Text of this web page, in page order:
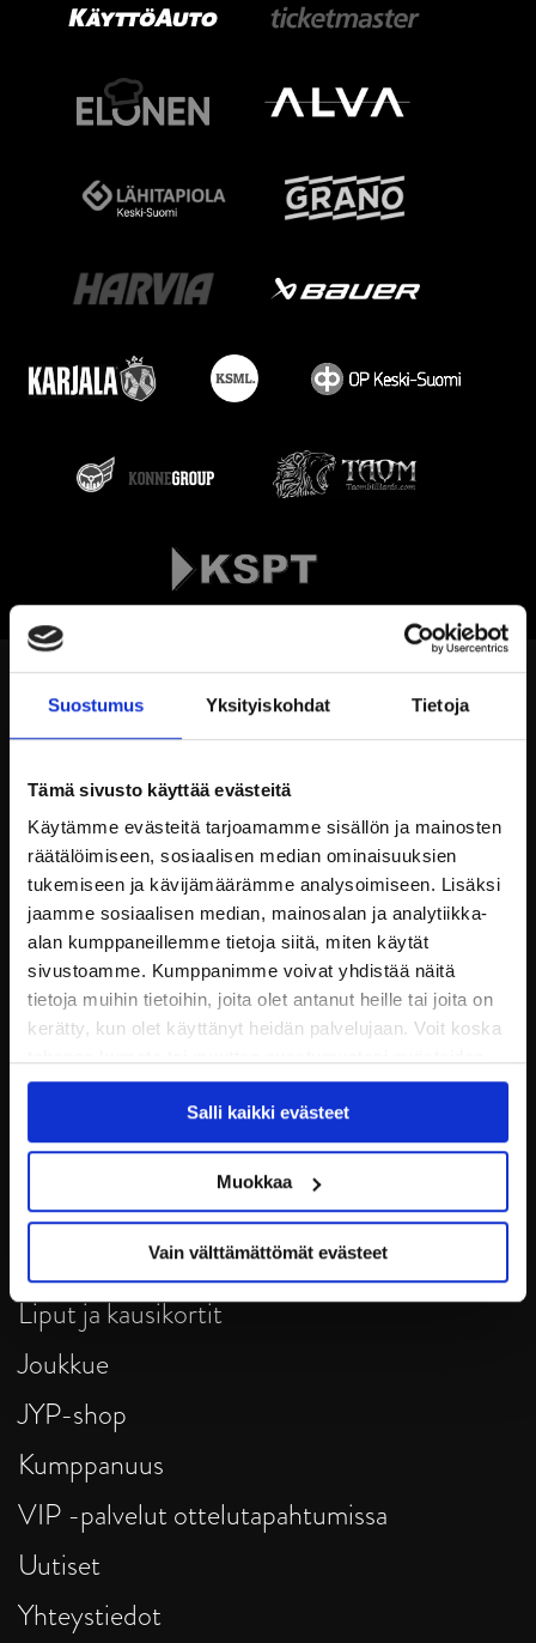
Suostumus Yksityiskohdat Tietoja
Tämä sivusto käyttää evästeitä
Käytämme evästeitä tarjoamamme sisällön ja mainosten
räätälöimiseen, sosiaalisen median ominaisuuksien
tukemiseen ja kävijämäärämme analysoimiseen. Lisäksi
jaamme sosiaalisen median, mainosalan ja analytiikka-
alan kumppaneillemme tietoja siitä, miten käytät
sivustoamme. Kumppanimme voivat yhdistää näitä
tietoja muihin tietoihin, joita olet antanut heille tai joita on
kerätty, kun olet käyttänyt heidän palvelujaan. Voit koska
käytöstäEvästeet-sivultamme.
Salli kaikki evästeet
Muokkaa
Vain välttämättömät evästeet
JYP Jyväskylä Oy
Puistokatu 21, 40200 Jyväskylä
Tietosuoja
Ottelut
Liput ja kausikortit
Joukkue
JYP-shop
Kumppanuus
VIP -palvelut ottelutapahtumissa
Uutiset
Yhteystiedot